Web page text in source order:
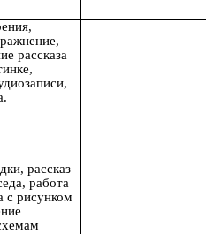
рассказа
рассказ
работа
с рисунком